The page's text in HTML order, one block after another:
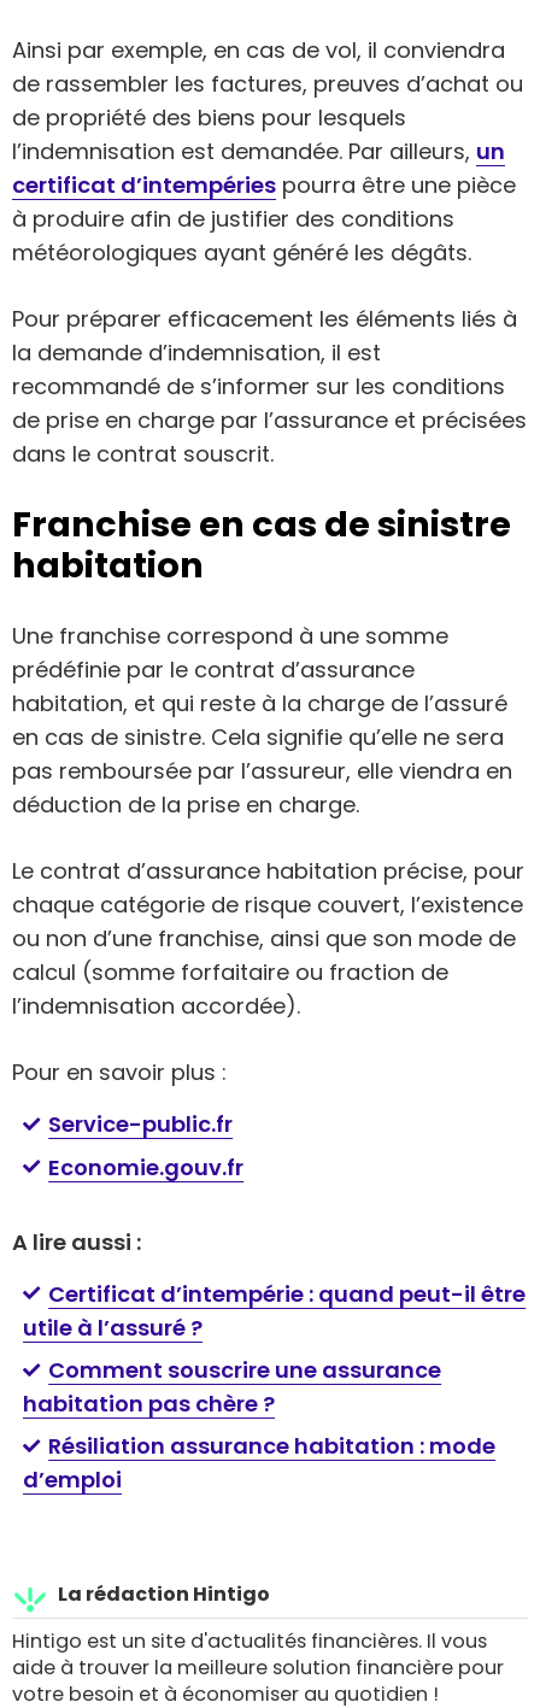
Ainsi par exemple, en cas de vol, il conviendra
de rassembler les factures, preuves d’achat ou
de propriété des biens pour lesquels
l’indemnisation est demandée. Par ailleurs, un
certificat d’intempéries pourra être une pièce
à produire afin de justifier des conditions
météorologiques ayant généré les dégâts.
Pour préparer efficacement les éléments liés à
la demande d’indemnisation, il est
recommandé de s’informer sur les conditions
de prise en charge par l’assurance et précisées
dans le contrat souscrit.
Franchise en cas de sinistre
habitation
Une franchise correspond à une somme
prédéfinie par le contrat d’assurance
habitation, et qui reste à la charge de l’assuré
en cas de sinistre. Cela signifie qu’elle ne sera
pas remboursée par l’assureur, elle viendra en
déduction de la prise en charge.
Le contrat d’assurance habitation précise, pour
chaque catégorie de risque couvert, l’existence
ou non d’une franchise, ainsi que son mode de
calcul (somme forfaitaire ou fraction de
l’indemnisation accordée).
Pour en savoir plus :
Service-public.fr
Economie.gouv.fr
A lire aussi :
Certificat d’intempérie : quand peut-il être
utile à l’assuré ?
Comment souscrire une assurance
habitation pas chère ?
Résiliation assurance habitation : mode
d’emploi
La rédaction Hintigo
Hintigo est un site d'actualités financières. Il vous
aide à trouver la meilleure solution financière pour
votre besoin et à économiser au quotidien !